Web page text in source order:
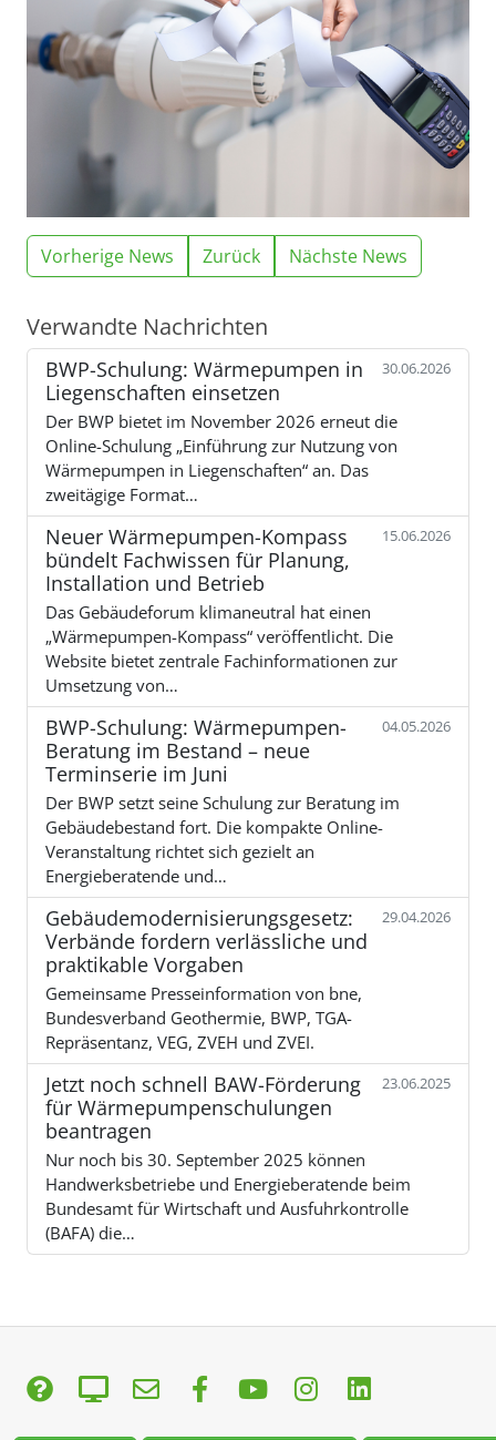
Vorherige News Zurück Nächste News
Verwandte Nachrichten
BWP-Schulung: Wärmepumpen in
Liegenschaften einsetzen
30.06.2026
Der BWP bietet im November 2026 erneut die
Online-Schulung „Einführung zur Nutzung von
Wärmepumpen in Liegenschaften“ an. Das
zweitägige Format…
Neuer Wärmepumpen-Kompass
bündelt Fachwissen für Planung,
Installation und Betrieb
15.06.2026
Das Gebäudeforum klimaneutral hat einen
„Wärmepumpen-Kompass“ veröffentlicht. Die
Website bietet zentrale Fachinformationen zur
Umsetzung von…
BWP-Schulung: Wärmepumpen-
Beratung im Bestand – neue
Terminserie im Juni
04.05.2026
Der BWP setzt seine Schulung zur Beratung im
Gebäudebestand fort. Die kompakte Online-
Veranstaltung richtet sich gezielt an
Energieberatende und…
Gebäudemodernisierungsgesetz:
Verbände fordern verlässliche und
praktikable Vorgaben
29.04.2026
Gemeinsame Presseinformation von bne,
Bundesverband Geothermie, BWP, TGA-
Repräsentanz, VEG, ZVEH und ZVEI.
Jetzt noch schnell BAW-Förderung
für Wärmepumpenschulungen
beantragen
23.06.2025
Nur noch bis 30. September 2025 können
Handwerksbetriebe und Energieberatende beim
Bundesamt für Wirtschaft und Ausfuhrkontrolle
(BAFA) die…